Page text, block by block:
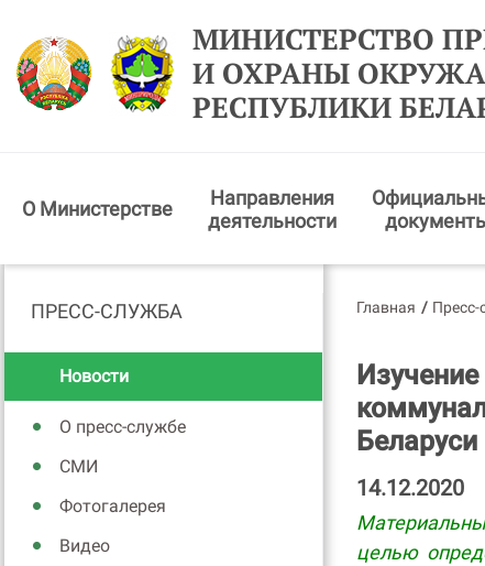
МИНИСТЕРСТВО
И ОХРАНЫ
РЕСПУБЛИКИ
О Министерстве
Направления
деятельности
ПРЕСС-СЛУЖБА
Новости
О пресс-службе
СМИ
Фотогалерея
Видео
Главная / Пресс-
Беларуси
14.12.2020
целью